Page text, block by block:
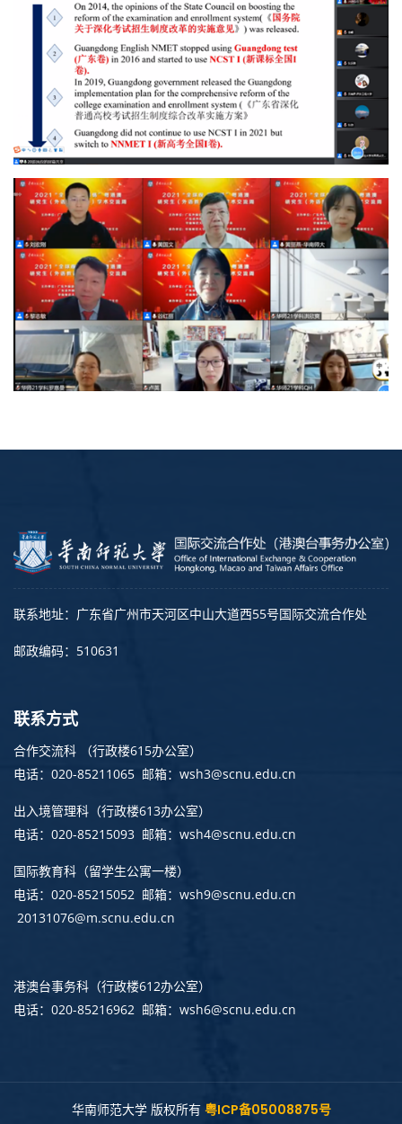
联系地址：广东省广州市天河区中山大道西55号国际交流合作处
邮政编码：510631
联系方式
合作交流科 （行政楼615办公室）
电话：020-85211065 邮箱：wsh3@scnu.edu.cn
出入境管理科 （行政楼613办公室）
电话：020-85215093 邮箱：wsh4@scnu.edu.cn
国际教育科（留学生公寓一楼）
电话：020-85215052 邮箱：wsh9@scnu.edu.cn
20131076@m.scnu.edu.cn
港澳台事务科 （行政楼612办公室）
电话：020-85216962 邮箱：wsh6@scnu.edu.cn
华南师范大学 版权所有 粤ICP备05008875号